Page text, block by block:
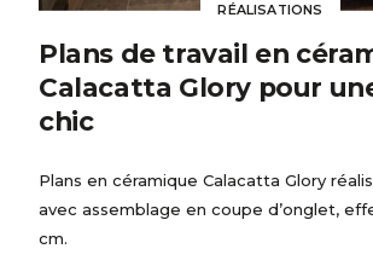
RÉALISATIONS
Plans de travail en
Calacatta Glory pour
chic
Plans en céramique Calacatta Glory
avec assemblage en coupe d’onglet,
cm.